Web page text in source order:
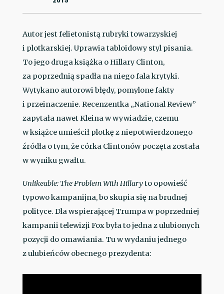
Autor jest felietonistą rubryki towarzyskiej
i plotkarskiej. Uprawia tabloidowy styl pisania.
To jego druga książka o Hillary Clinton,
za poprzednią spadła na niego fala krytyki.
Wytykano autorowi błędy, pomylone fakty
i przeinaczenie. Recenzentka „National Review”
zapytała nawet Kleina w wywiadzie, czemu
w książce umieścił plotkę z niepotwierdzonego
źródła o tym, że córka Clintonów poczęta została
w wyniku gwałtu.
Unlikeable: The Problem With Hillaryto opowieść
typowo kampanijna, bo skupia się na brudnej
polityce. Dla wspierającej Trumpa w poprzedniej
kampanii telewizji Fox była to jedna z ulubionych
pozycji do omawiania. Tu w wydaniu jednego
z ulubieńców obecnego prezydenta: